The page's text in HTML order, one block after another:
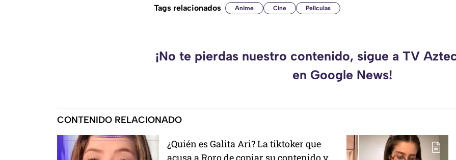
Tags relacionados Anime Cine Películas
¡No te pierdas nuestro contenido, sigue a TV
en Google News!
CONTENIDO RELACIONADO
¿Quién es Galita Ari? La tiktoker que